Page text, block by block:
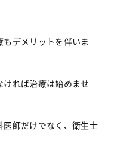
デメリットを伴いま
ければ治療は始めませ
医師だけでなく、衛生士